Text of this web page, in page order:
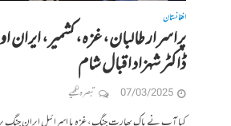
افغانستان
پراسرار طالبان، غزہ، کشمیر،
ڈاکٹر شہزاد اقبال شام
07/03/2025 تبصرہ لکھیے